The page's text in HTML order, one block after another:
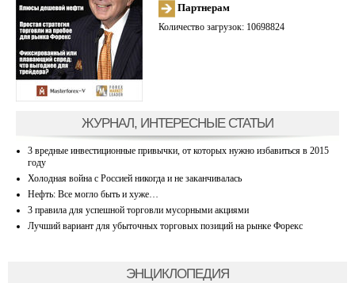
Партнерам
Количество загрузок: 10698824
ЖУРНАЛ, ИНТЕРЕСНЫЕ СТАТЬИ
3 вредные инвестиционные привычки, от которых нужно избавиться в 2015
году
Холодная война с Россией никогда и не заканчивалась
Нефть: Все могло быть и хуже…
3 правила для успешной торговли мусорными акциями
Лучший вариант для убыточных торговых позиций на рынке Форекс
ЭНЦИКЛОПЕДИЯ